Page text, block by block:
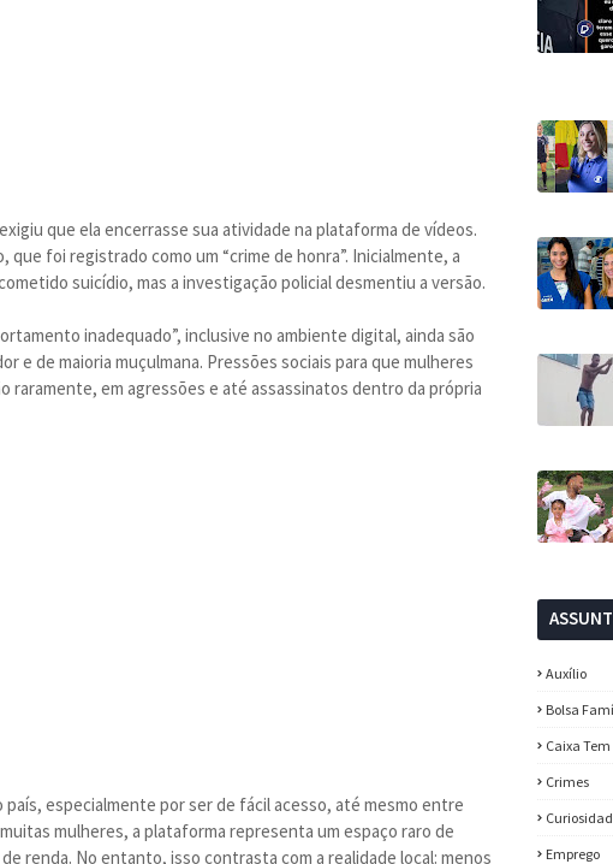
que ela encerrasse sua atividade na plataforma de vídeos.
foi registrado como um “crime de honra”. Inicialmente, a
suicídio, mas a investigação policial desmentiu a versão.
inadequado”, inclusive no ambiente digital, ainda são
e de maioria muçulmana. Pressões sociais para que mulheres
raramente, em agressões e até assassinatos dentro da própria
especialmente por ser de fácil acesso, até mesmo entre
mulheres, a plataforma representa um espaço raro de
renda. No entanto, isso contrasta com a realidade local: menos
Auxílio
Bolsa
Caixa Tem
Crimes
Emprego